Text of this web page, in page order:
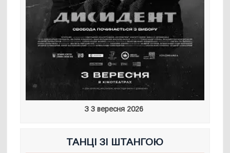
З 3 вересня 2026
ТАНЦІ ЗІ ШТАНГОЮ